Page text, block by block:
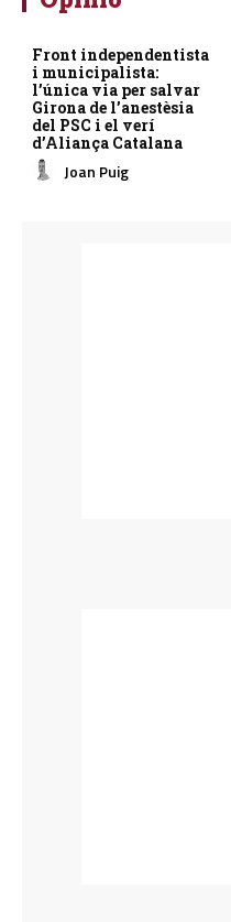
Front independentista
i municipalista:
l’única via per salvar
Girona de l’anestèsia
del PSC i el verí
d’Aliança Catalana
Joan Puig